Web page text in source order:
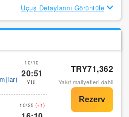
Uçuş Detaylarını Görüntüle
10/10
20:51
YUL
10/25 (+1)
TRY71,362
Yakıt maliyetleri dahil